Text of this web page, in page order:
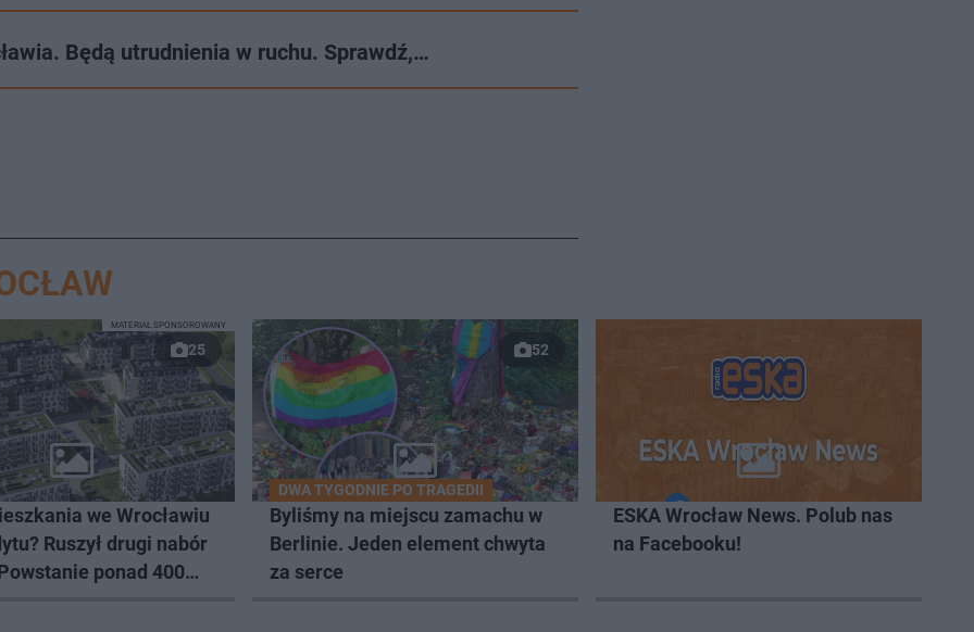
Będą utrudnienia w ruchu. Sprawdź,…
25
we Wrocławiu
Ruszył drugi nabór
ponad 400
MATERIAŁ SPONSOROWANY
52
DWA TYGODNIE PO TRAGEDII
Byliśmy na miejscu zamachu w
Berlinie. Jeden element chwyta
za serce
ESKA Wrocław News. Polub nas
na Facebooku!